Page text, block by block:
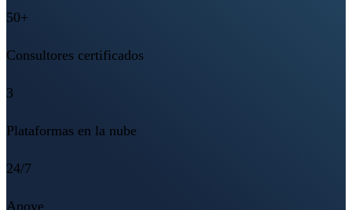
50+
Consultores certificados
3
Plataformas en la nube
24/7
Apoye